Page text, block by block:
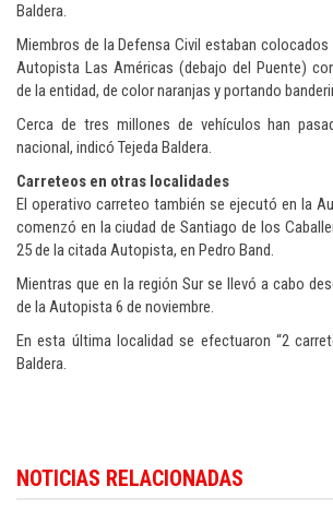
Baldera.
Miembros de la Defensa Civil estaban
Autopista Las Américas (debajo del Puente)
de la entidad, de color naranjas y portando
Cerca de tres millones de vehículos han
nacional, indicó Tejeda Baldera.
Carreteos en otras localidades
El operativo carreteo también se ejecutó en la
comenzó en la ciudad de Santiago de los
25 de la citada Autopista, en Pedro Band.
Mientras que en la región Sur se llevó a cabo
de la Autopista 6 de noviembre.
En esta última localidad se efectuaron “2
Baldera.
Republic news in English.
NOTICIAS RELACIONADAS